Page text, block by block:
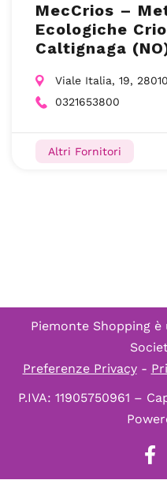
MecCrios –
Ecologiche
Caltignaga
Viale Italia, 19,
0321653800
Altri Fornitori
Piemonte Shopping è
Preferenze Privacy-
P.IVA: 11905750961 –